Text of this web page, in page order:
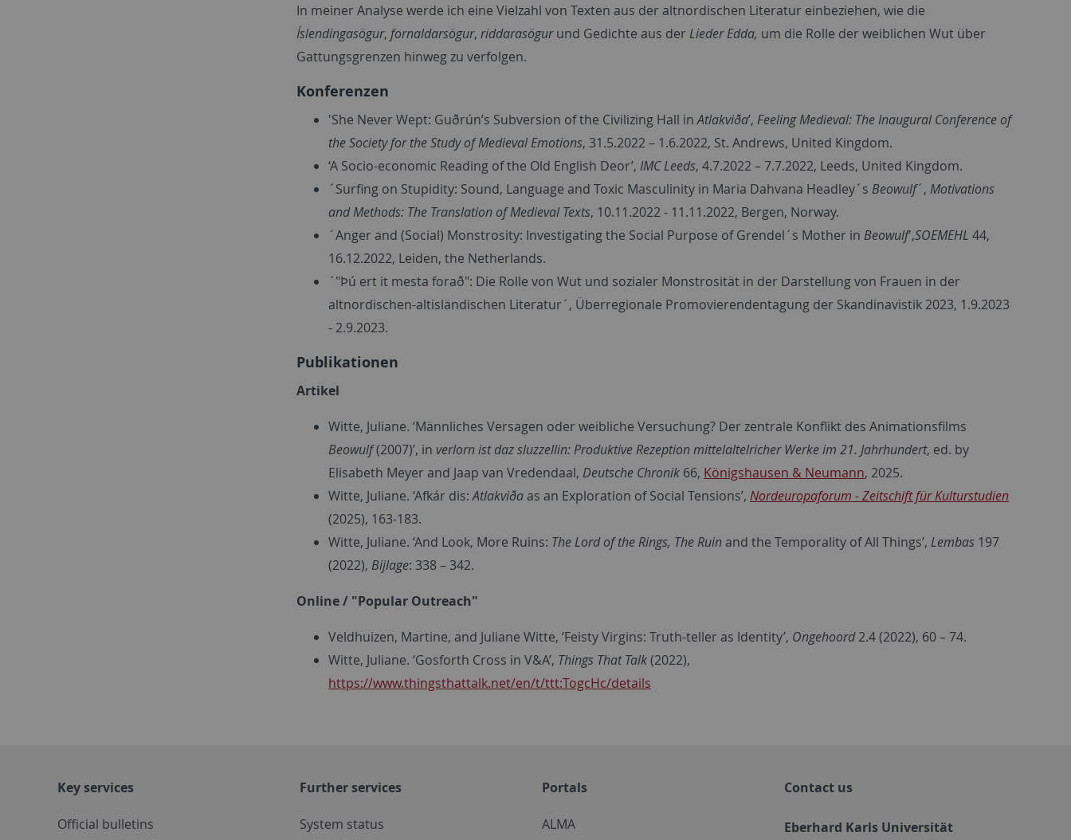
In meiner Analyse werde ich eine Vielzahl von Texten aus der altnordischen Literatur einbeziehen, wie die
Íslendingasögur, fornaldarsögur, riddarasögurund Gedichte aus der Lieder Edda, um die Rolle der weiblichen Wut über
Gattungsgrenzen hinweg zu verfolgen.
Konferenzen
'She Never Wept: Guðrún’s Subversion of the Civilizing Hall inAtlakviða’, Feeling Medieval: The Inaugural Conference of
the Society for the Study of Medieval Emotions, 31.5.2022 – 1.6.2022, St. Andrews, United Kingdom.
‘A Socio-economic Reading of the Old English Deor’, IMC Leeds, 4.7.2022 – 7.7.2022, Leeds, United Kingdom.
´Surfing on Stupidity: Sound, Language and Toxic Masculinity in Maria Dahvana Headley´s Beowulf´, Motivations
and Methods: The Translation of Medieval Texts, 10.11.2022 - 11.11.2022, Bergen, Norway.
´Anger and (Social) Monstrosity: Investigating the Social Purpose of Grendel´s Mother in Beowulf',SOEMEHL 44,
16.12.2022, Leiden, the Netherlands.
´"Þú ert it mesta forað": Die Rolle von Wut und sozialer Monstrosität in der Darstellung von Frauen in der
altnordischen-altisländischen Literatur´, Überregionale Promovierendentagung der Skandinavistik 2023, 1.9.2023
- 2.9.2023.
Publikationen
Artikel
Witte, Juliane. ‘Männliches Versagen oder weibliche Versuchung? Der zentrale Konflikt des Animationsfilms
Beowulf(2007)’, in verlorn ist daz sluzzellin: Produktive Rezeption mittelaltelricher Werke im 21. Jahrhundert, ed. by
Elisabeth Meyer and Jaap van Vredendaal, Deutsche Chronik 66, Königshausen & Neumann, 2025.
Witte, Juliane. ‘Afkár dis:Atlakviðaas an Exploration of Social Tensions’, Nordeuropaforum - Zeitschift für Kulturstudien
(2025), 163-183.
Witte, Juliane. ‘And Look, More Ruins: The Lord of the Rings, The Ruinand the Temporality of All Things’, Lembas 197
(2022), Bijlage: 338 – 342.
Online / "Popular Outreach"
Veldhuizen, Martine, and Juliane Witte, ‘Feisty Virgins: Truth-teller as Identity’, Ongehoord2.4 (2022), 60 – 74.
Witte, Juliane. ‘Gosforth Cross in V&A’, Things That Talk(2022),
https://www.thingsthattalk.net/en/t/ttt:TogcHc/details
Key services
Official bulletins
Further services
System status
Portals
ALMA
Contact us
Eberhard Karls Universität